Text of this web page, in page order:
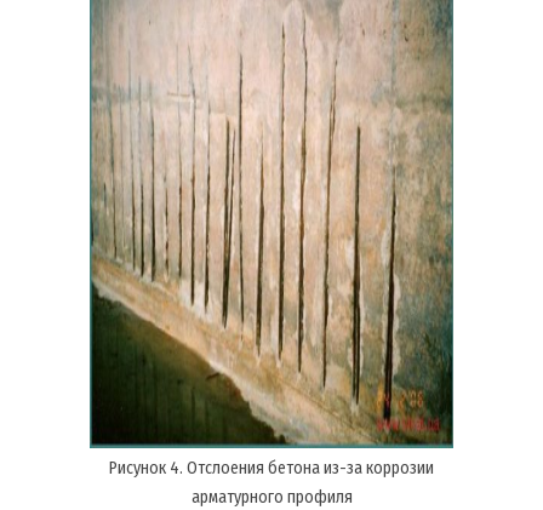
Рисунок 4. Отслоения бетона из-за коррозии
арматурного профиля